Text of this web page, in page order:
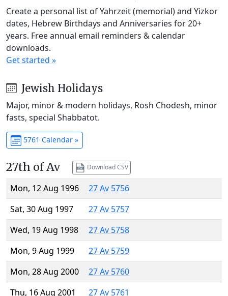
Create a personal list of Yahrzeit (memorial) and Yizkor
dates, Hebrew Birthdays and Anniversaries for 20+
years. Free annual email reminders & calendar
downloads.
Get started »
Jewish Holidays
Major, minor & modern holidays, Rosh Chodesh, minor
fasts, special Shabbatot.
5761 Calendar »
27th of Av Download CSV
Mon, 12 Aug 1996
27 Av 5756
Sat, 30 Aug 1997
27 Av 5757
Wed, 19 Aug 1998
27 Av 5758
Mon, 9 Aug 1999
27 Av 5759
Mon, 28 Aug 2000
27 Av 5760
Thu, 16 Aug 2001
27 Av 5761